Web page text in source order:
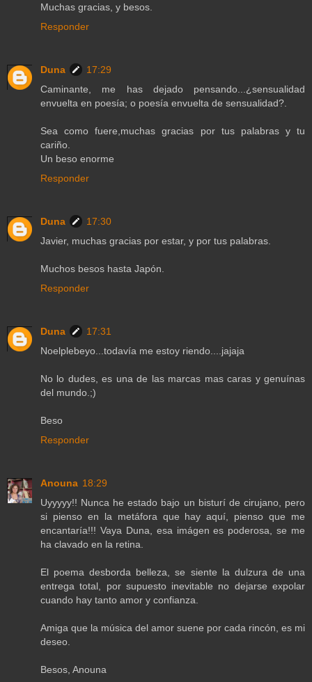
Muchas gracias, y besos.
Responder
Duna
17:29
Caminante, me has dejado pensando...¿sensualidad
envuelta en poesía; o poesía envuelta de sensualidad?.
Sea como fuere,muchas gracias por tus palabras y tu
cariño.
Un beso enorme
Responder
Duna
17:30
Javier, muchas gracias por estar, y por tus palabras.
Muchos besos hasta Japón.
Responder
Duna
17:31
Noelplebeyo...todavía me estoy riendo....jajaja
No lo dudes, es una de las marcas mas caras y genuínas
del mundo.;)
Beso
Responder
Anouna 18:29
Uyyyyy!! Nunca he estado bajo un bisturí de cirujano, pero
si pienso en la metáfora que hay aquí, pienso que me
encantaría!!! Vaya Duna, esa imágen es poderosa, se me
ha clavado en la retina.
El poema desborda belleza, se siente la dulzura de una
entrega total, por supuesto inevitable no dejarse expolar
cuando hay tanto amor y confianza.
Amiga que la música del amor suene por cada rincón, es mi
deseo.
Besos, Anouna